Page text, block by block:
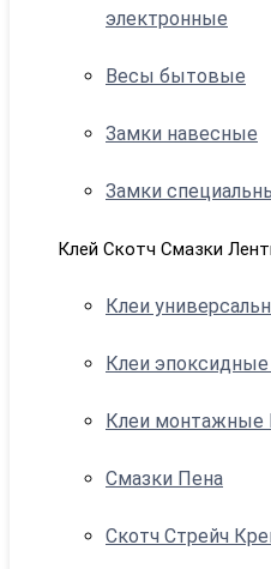
электронные
Весы бытовые
Замки навесные
Замки
Клей Скотч Смазки
Клеи
Клеи
Клеи монтажные
Смазки Пена
Скотч Стрейч